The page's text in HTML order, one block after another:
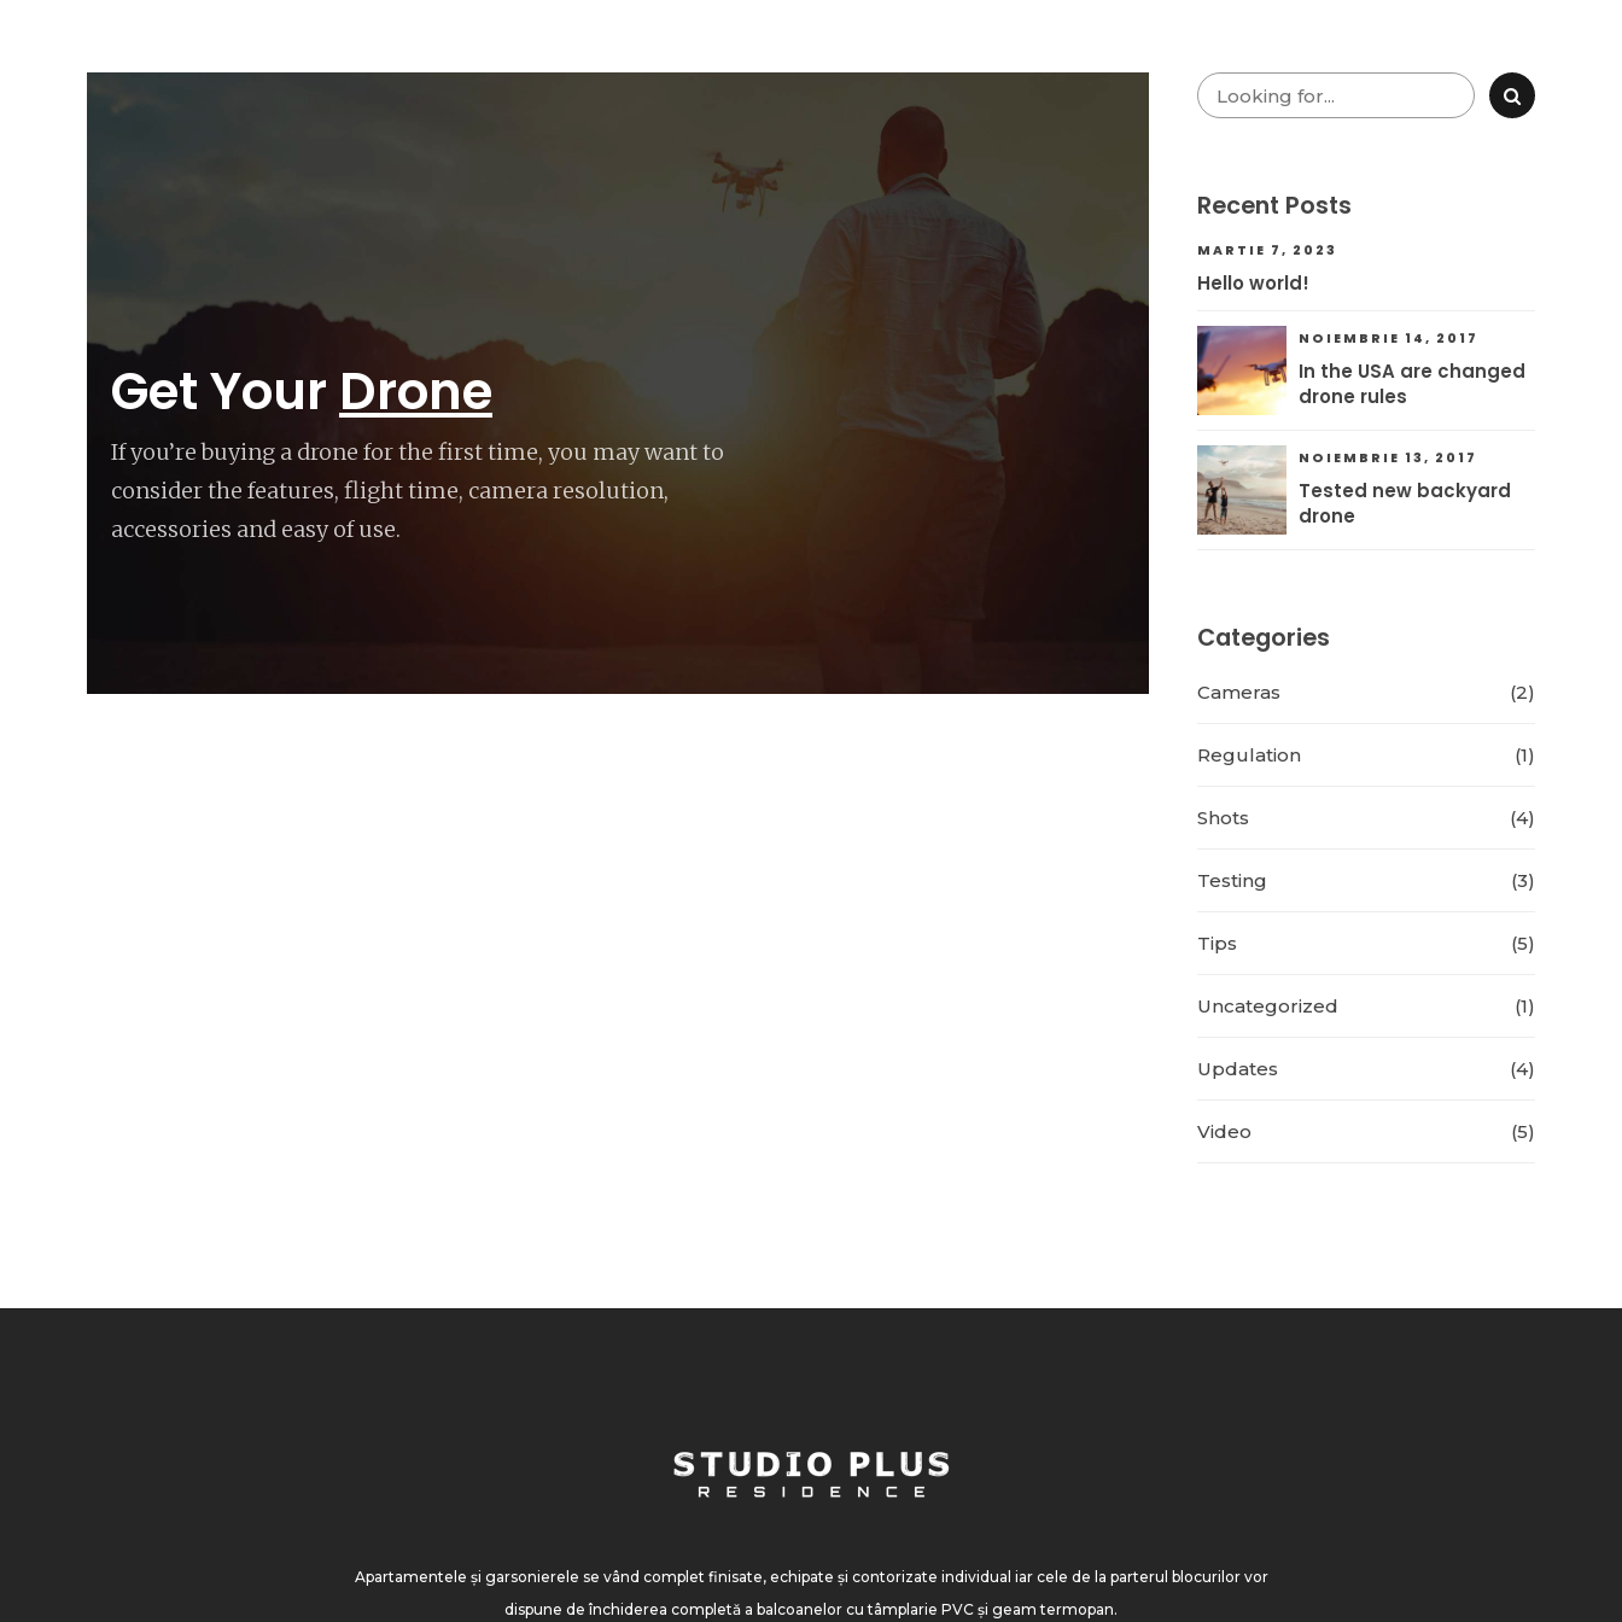
Get Your Drone
If you’re buying a drone for the first time, you may want to
consider the features, flight time, camera resolution,
accessories and easy of use.
Recent Posts
MARTIE 7, 2023
Hello world!
NOIEMBRIE 14, 2017
In the USA are changed
drone rules
NOIEMBRIE 13, 2017
Tested new backyard
drone
Categories
Cameras (2)
Regulation (1)
Shots (4)
Testing (3)
Tips (5)
Uncategorized (1)
Updates (4)
Video (5)
Apartamentele și garsonierele se vând complet finisate, echipate și contorizate individual iar cele de la parterul blocurilor vor
dispune de închiderea completă a balcoanelor cu tâmplarie PVC și geam termopan.